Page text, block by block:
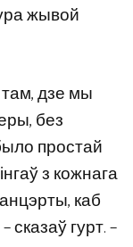
жывой
дзе мы
без
простай
з кожнага
каб
сказаў гурт. –